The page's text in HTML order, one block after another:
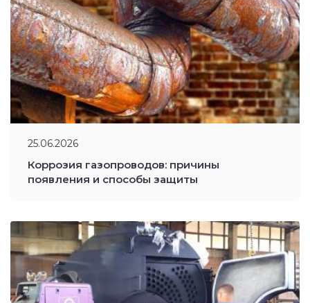
25.06.2026
Коррозия газопроводов: причины
появления и способы защиты